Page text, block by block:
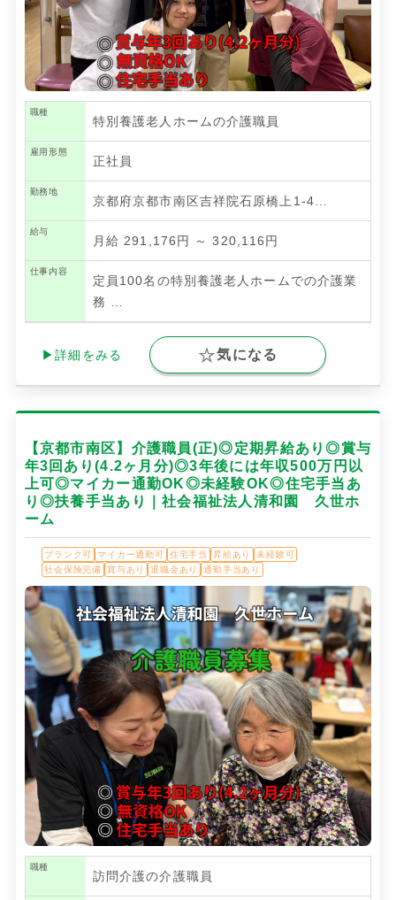
職種
特別養護老人ホームの介護職員
雇用形態
正社員
勤務地
京都府京都市南区吉祥院石原橋上1-4…
給与
月給 291,176円 ～ 320,116円
仕事内容
定員100名の特別養護老人ホームでの介護業
務
▶詳細をみる 気になる
【京都市南区】介護職員(正)◎定期昇給あり◎賞与
年3回あり(4.2ヶ月分)◎3年後には年収500万円以
上可◎マイカー通勤OK◎未経験OK◎住宅手当あ
り◎扶養手当あり｜社会福祉法人清和園 久世ホ
ーム
ブランク可 マイカー通勤可 住宅手当 昇給あり
未経験可
社会保険完備
賞与あり 退職金あり 通勤手当あり
職種
訪問介護の介護職員